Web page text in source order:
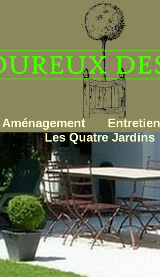
Aménagement Entretien
Les Quatre Jardins